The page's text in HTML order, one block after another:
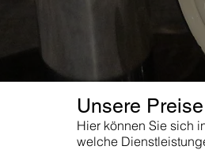
Unsere
Hier können Sie sich
welche